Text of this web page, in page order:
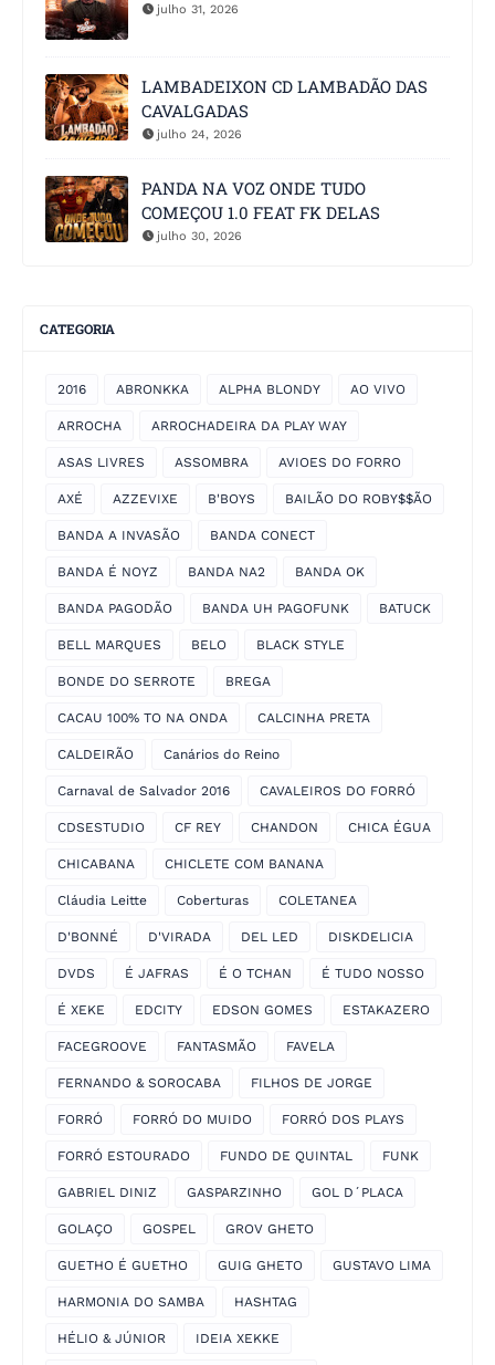
julho 31, 2026
LAMBADEIXON CD LAMBADÃO DAS
CAVALGADAS
julho 24, 2026
PANDA NA VOZ ONDE TUDO
COMEÇOU 1.0 FEAT FK DELAS
julho 30, 2026
CATEGORIA
2016 ABRONKKA ALPHA BLONDY AO VIVO
ARROCHA ARROCHADEIRA DA PLAY WAY
ASAS LIVRES ASSOMBRA AVIOES DO FORRO
AXÉ AZZEVIXE B'BOYS BAILÃO DO ROBY$$ÃO
BANDA A INVASÃO BANDA CONECT
BANDA É NOYZ BANDA NA2 BANDA OK
BANDA PAGODÃO BANDA UH PAGOFUNK BATUCK
BELL MARQUES BELO BLACK STYLE
BONDE DO SERROTE BREGA
CACAU 100% TO NA ONDA CALCINHA PRETA
CALDEIRÃO Canários do Reino
Carnaval de Salvador 2016 CAVALEIROS DO FORRÓ
CDSESTUDIO CF REY CHANDON CHICA ÉGUA
CHICABANA CHICLETE COM BANANA
Cláudia Leitte Coberturas COLETANEA
D'BONNÉ D'VIRADA DEL LED DISKDELICIA
DVDS É JAFRAS É O TCHAN É TUDO NOSSO
É XEKE EDCITY EDSON GOMES ESTAKAZERO
FACEGROOVE FANTASMÃO FAVELA
FERNANDO & SOROCABA FILHOS DE JORGE
FORRÓ FORRÓ DO MUIDO FORRÓ DOS PLAYS
FORRÓ ESTOURADO FUNDO DE QUINTAL FUNK
GABRIEL DINIZ GASPARZINHO GOL D´PLACA
GOLAÇO GOSPEL GROV GHETO
GUETHO É GUETHO GUIG GHETO GUSTAVO LIMA
HARMONIA DO SAMBA HASHTAG
HÉLIO & JÚNIOR IDEIA XEKKE